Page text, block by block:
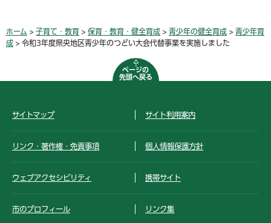
ホーム > 子育て・教育 > 保育・教育・健全育成 > 青少年の健全育成 > 青少年育
成 > 令和3年度県央地区青少年のつどい大会代替事業を実施しました
ページの
先頭へ戻る
サイトマップ サイト利用案内
リンク・著作権・免責事項 個人情報保護方針
ウェブアクセシビリティ 携帯サイト
市のプロフィール リンク集